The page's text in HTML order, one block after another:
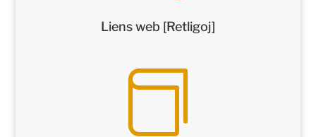
Liens web [Retligoj]
